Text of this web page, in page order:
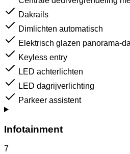
Dakrails
Dimlichten automatisch
Elektrisch glazen panorama-
Keyless entry
LED achterlichten
LED dagrijverlichting
Parkeer assistent
Infotainment
7